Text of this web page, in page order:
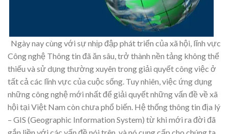
Ngày nay cùng với sự nhịp đập phát triển của xã hội, lĩnh vực
Công nghệ Thông tin đã ăn sâu, trở thành nền tảng không thể
thiếu và sử dụng thường xuyên trong giải quyết công việc ở
tất cả các lĩnh vực của cuộc sống. Tuy nhiên, việc ứng dụng
những công nghệ mới nhất để giải quyết những vấn đề về xã
hội tại Việt Nam còn chưa phổ biến. Hệ thống thông tin địa lý
– GIS (Geographic Information System) từ khi mới ra đời đã